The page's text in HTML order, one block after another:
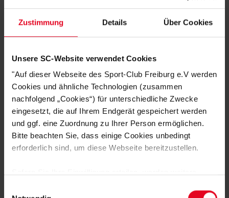
Zustimmung Details Über Cookies
Unsere SC-Website verwendet Cookies
"Auf dieser Webseite des Sport-Club Freiburg e.V werden
Cookies und ähnliche Technologien (zusammen
nachfolgend „Cookies“) für unterschiedliche Zwecke
eingesetzt, die auf Ihrem Endgerät gespeichert werden
und ggf. eine Zuordnung zu Ihrer Person ermöglichen.
Bitte beachten Sie, dass einige Cookies unbedingt
erforderlich sind, um diese Webseite bereitzustellen.
SC Freiburg
Pullover "Greif" grau
(4)
(14)